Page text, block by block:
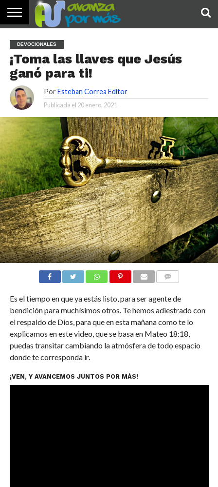
PALABRA
DE HOY
DEVOCIONALES
NOTICIAS
TESTIMONIOS
ORACIONES
SOBRE
NOSOTROS
IMÁGENES
DEVOCIONALES
¡Toma las llaves que Jesús
ganó para ti!
Por Esteban Correa Editor
Publicada el 20 enero, 2021
Es el tiempo en que ya estás listo, para ser agente de
bendición para muchísimos otros. Te hemos adiestrado con
el respaldo de Dios, para que en esta mañana como te lo
explicamos en este video, que se basa en Mateo 18:18,
puedas transitar cambiando la atmósfera de todo espacio
donde te corresponda ir.
¡VEN, Y AVANCEMOS JUNTOS POR MÁS!